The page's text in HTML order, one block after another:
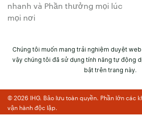
nhanh và Phần thưởng mọi lúc
mọi nơi
Chúng tôi muốn mang trải nghiệm duyệt
vậy chúng tôi đã sử dụng tính năng tự động
bật trên trang này.
© 2026 IHG. Bảo lưu toàn quyền. Phần lớn các
vận hành độc lập.